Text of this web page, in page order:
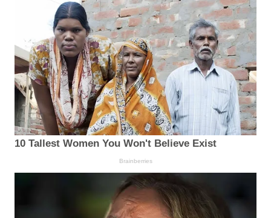
10 Tallest Women You Won't Believe Exist
Brainberries